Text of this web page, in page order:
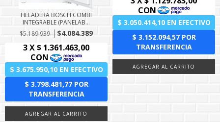
HELADERA BOSCH COMBI
INTEGRABLE (PANELAB...
$5.189.939
$4.084.389